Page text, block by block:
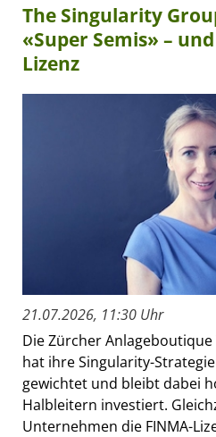
The Singularity
«Super Semis» –
Lizenz
21.07.2026, 11:30 Uhr
Die Zürcher
hat ihre Singularity-
gewichtet und bleibt dabei
Halbleitern investiert.
Unternehmen die FINMA-